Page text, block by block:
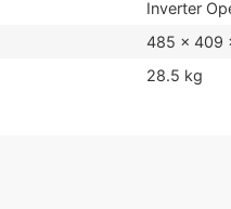
Inverter
485 × 409
28.5 kg